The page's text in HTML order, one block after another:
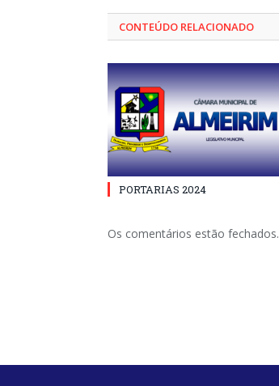
CONTEÚDO RELACIONADO
PORTARIAS 2024
Os comentários estão fechados.